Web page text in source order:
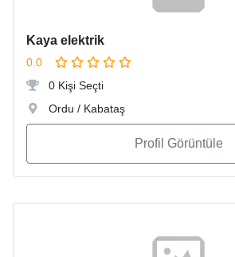
Kaya elektrik
0.0
0 Kişi Seçti
Ordu / Kabataş
Profil Görüntüle